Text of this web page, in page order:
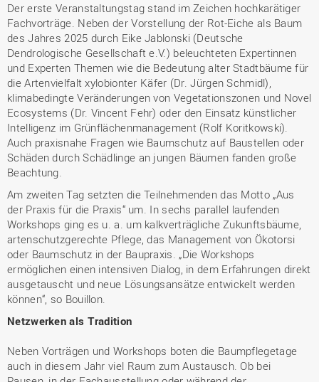
Der erste Veranstaltungstag stand im Zeichen hochkarätiger
Fachvorträge. Neben der Vorstellung der Rot-Eiche als Baum
des Jahres 2025 durch Eike Jablonski (Deutsche
Dendrologische Gesellschaft e.V.) beleuchteten Expertinnen
und Experten Themen wie die Bedeutung alter Stadtbäume für
die Artenvielfalt xylobionter Käfer (Dr. Jürgen Schmidl),
klimabedingte Veränderungen von Vegetationszonen und Novel
Ecosystems (Dr. Vincent Fehr) oder den Einsatz künstlicher
Intelligenz im Grünflächenmanagement (Rolf Koritkowski).
Auch praxisnahe Fragen wie Baumschutz auf Baustellen oder
Schäden durch Schädlinge an jungen Bäumen fanden große
Beachtung.
Am zweiten Tag setzten die Teilnehmenden das Motto „Aus
der Praxis für die Praxis“ um. In sechs parallel laufenden
Workshops ging es u. a. um kalkverträgliche Zukunftsbäume,
artenschutzgerechte Pflege, das Management von Ökotorsi
oder Baumschutz in der Baupraxis. „Die Workshops
ermöglichen einen intensiven Dialog, in dem Erfahrungen direkt
ausgetauscht und neue Lösungsansätze entwickelt werden
können“, so Bouillon.
Netzwerken als Tradition
Neben Vorträgen und Workshops boten die Baumpflegetage
auch in diesem Jahr viel Raum zum Austausch. Ob bei